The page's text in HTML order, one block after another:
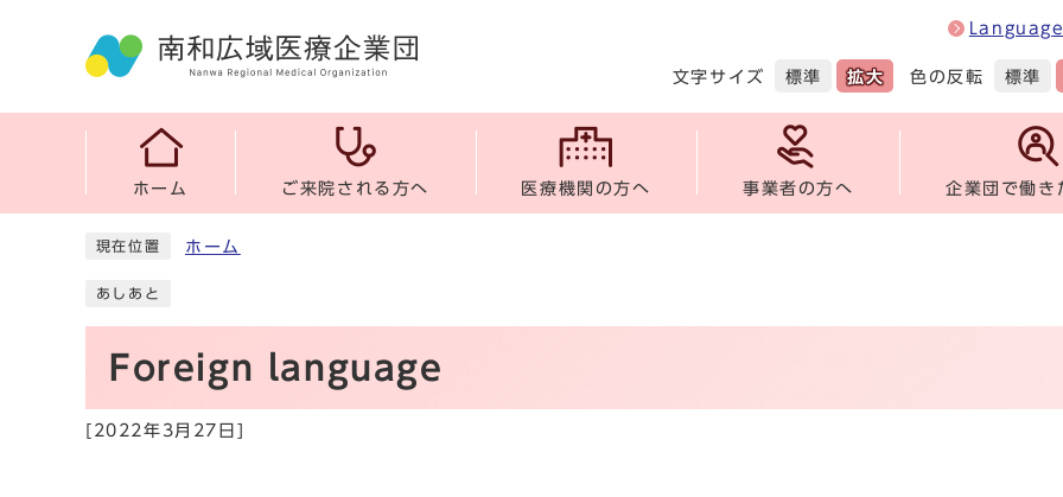
Language
文字サイズ 標準 拡大 色の反転 標準
ホーム ご来院される方へ 医療機関の方へ 事業者の方へ 企業団で働き
現在位置 ホーム
あしあと
Foreign language
[2022年3月27日]